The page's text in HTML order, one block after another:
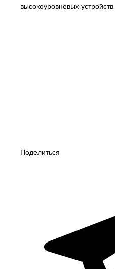
высокоуровневых устройств.
Поделиться